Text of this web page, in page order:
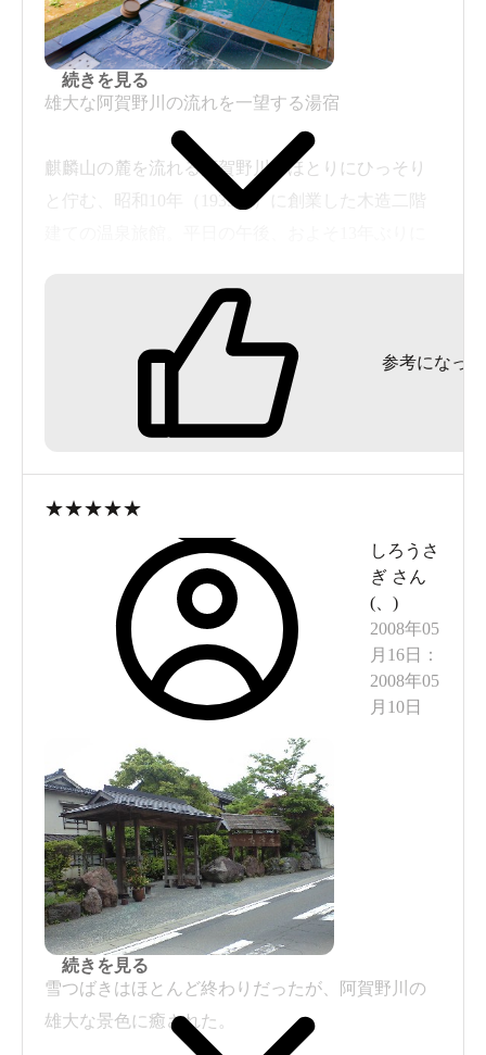
雄大な阿賀野川の流れを一望する湯宿
麒麟山の麓を流れる阿賀野川のほとりにひっそり
と佇む、昭和10年（1935年）に創業した木造二階
入浴料800円は、玄関を入って右側の囲炉裏のある
フロントで。フロント手前の廊下を奥へ奥へと進
んだ先に男女別の大浴場があり、男湯は手前で
手前左右に7人分のシャワー付カランがある洗い
場。アメニティは、POLAのエステロワイエです。
窓際に10人サイズの石造り内湯があり、無色透明
のナトリウムー塩化物・硫酸塩温泉［源泉名: 混合
泉（湯の浦1号、湯の浦2号）］が満ちています。
泉温35.4℃をおそらく加水なし・加温ありで、41℃
位で供給。PH6.9で、肌がややスベスベする浴感で
す。循環・消毒ありですが、塩素臭は気になりま
せん。湯口の湯を口に含むと、ほんのりと塩化物
臭がしてちょっぴり塩味。
続いて、外の露天風呂へ。6人サイズの石造り木枠
浴槽があり、湯温は40℃位。手前が浅くなってい
て、半身浴も楽しめます。頬を撫でる川風が気持
続きを見る
参考になった
★★★★★
しろうさ
ぎ さん
(
)
2008年05
月16日
：
2008年05
月10日
雪つばきはほとんど終わりだったが、阿賀野川の
雄大な景色に癒された。
続きを見る